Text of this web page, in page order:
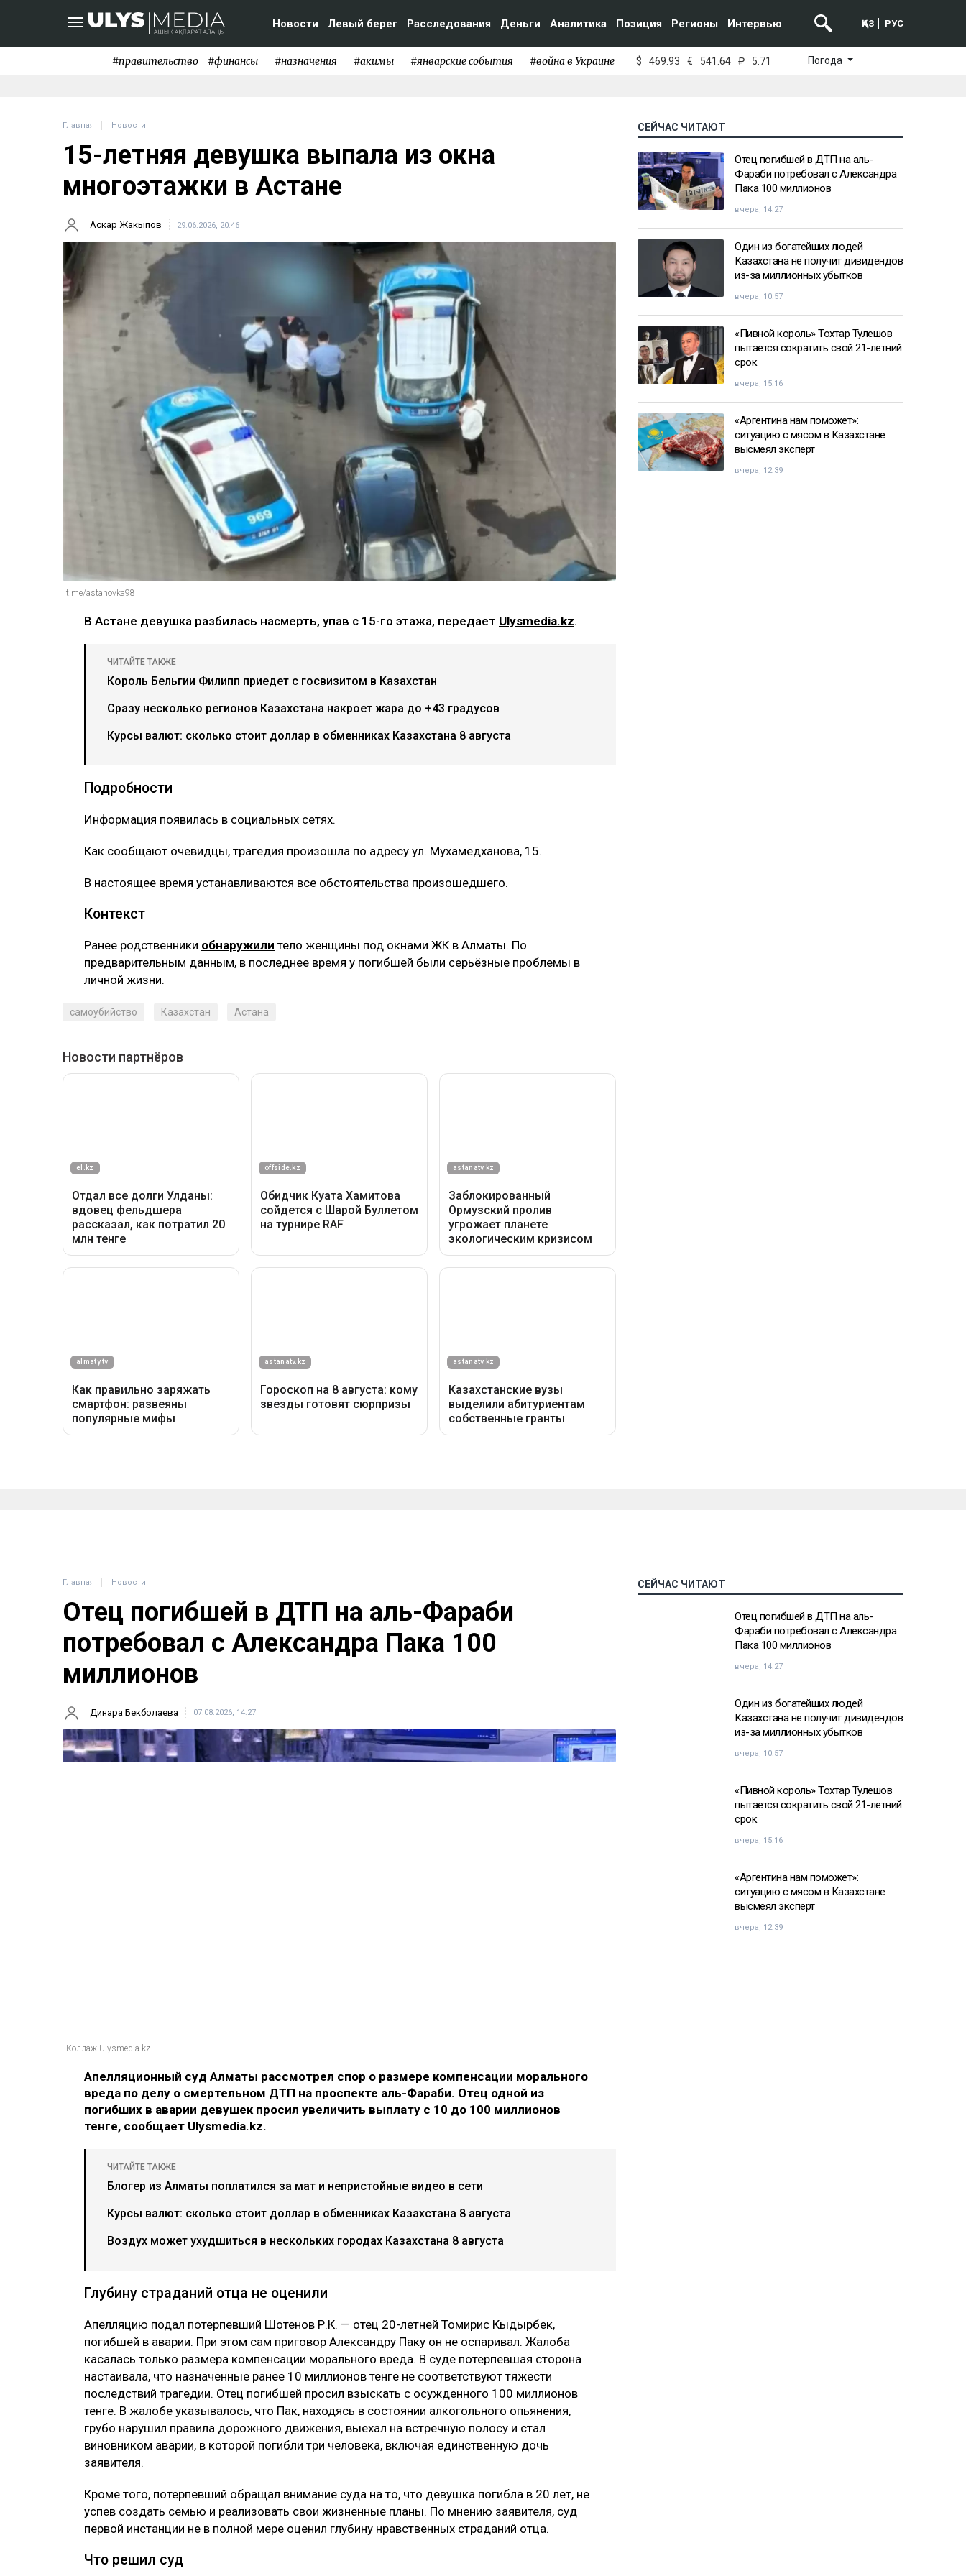
Новости Левый берег Расследования Деньги Аналитика Позиция Регионы Интервью ҚАЗ РУС
#правительство #финансы #назначения #акимы #январские события #война в Украине $ 469.93 € 541.64 ₽ 5.71 Погода
Главная Новости
15-летняя девушка выпала из окна
многоэтажки в Астане
Аскар Жакыпов 29.06.2026, 20:46
t.me/astanovka98
В Астане девушка разбилась насмерть, упав с 15-го этажа, передает Ulysmedia.kz.
ЧИТАЙТЕ ТАКЖЕ
Король Бельгии Филипп приедет с госвизитом в Казахстан
Сразу несколько регионов Казахстана накроет жара до +43 градусов
Курсы валют: сколько стоит доллар в обменниках Казахстана 8 августа
Подробности
Информация появилась в социальных сетях.
Как сообщают очевидцы, трагедия произошла по адресу ул. Мухамедханова, 15.
В настоящее время устанавливаются все обстоятельства произошедшего.
Контекст
Ранее родственники обнаружили тело женщины под окнами ЖК в Алматы. По
предварительным данным, в последнее время у погибшей были серьёзные проблемы в
личной жизни.
самоубийство Казахстан Астана
СЕЙЧАС ЧИТАЮТ
Отец погибшей в ДТП на аль-
Фараби потребовал с Александра
Пака 100 миллионов
вчера, 14:27
Один из богатейших людей
Казахстана не получит дивидендов
из-за миллионных убытков
вчера, 10:57
«Пивной король» Тохтар Тулешов
пытается сократить свой 21-летний
срок
вчера, 15:16
«Аргентина нам поможет»:
ситуацию с мясом в Казахстане
высмеял эксперт
вчера, 12:39
Главная Новости
Отец погибшей в ДТП на аль-Фараби
потребовал с Александра Пака 100
миллионов
Динара Бекболаева 07.08.2026, 14:27
Коллаж Ulysmedia.kz
Апелляционный суд Алматы рассмотрел спор о размере компенсации морального
вреда по делу о смертельном ДТП на проспекте аль-Фараби. Отец одной из
погибших в аварии девушек просил увеличить выплату с 10 до 100 миллионов
тенге, сообщает Ulysmedia.kz.
ЧИТАЙТЕ ТАКЖЕ
Блогер из Алматы поплатился за мат и непристойные видео в сети
Курсы валют: сколько стоит доллар в обменниках Казахстана 8 августа
Воздух может ухудшиться в нескольких городах Казахстана 8 августа
Глубину страданий отца не оценили
Апелляцию подал потерпевший Шотенов Р.К. — отец 20-летней Томирис Кыдырбек,
погибшей в аварии. При этом сам приговор Александру Паку он не оспаривал. Жалоба
касалась только размера компенсации морального вреда. В суде потерпевшая сторона
настаивала, что назначенные ранее 10 миллионов тенге не соответствуют тяжести
последствий трагедии. Отец погибшей просил взыскать с осужденного 100 миллионов
тенге. В жалобе указывалось, что Пак, находясь в состоянии алкогольного опьянения,
грубо нарушил правила дорожного движения, выехал на встречную полосу и стал
виновником аварии, в которой погибли три человека, включая единственную дочь
заявителя.
Кроме того, потерпевший обращал внимание суда на то, что девушка погибла в 20 лет, не
успев создать семью и реализовать свои жизненные планы. По мнению заявителя, суд
первой инстанции не в полной мере оценил глубину нравственных страданий отца.
Что решил суд
СЕЙЧАС ЧИТАЮТ
Отец погибшей в ДТП на аль-
Фараби потребовал с Александра
Пака 100 миллионов
вчера, 14:27
Один из богатейших людей
Казахстана не получит дивидендов
из-за миллионных убытков
вчера, 10:57
«Пивной король» Тохтар Тулешов
пытается сократить свой 21-летний
срок
вчера, 15:16
«Аргентина нам поможет»:
ситуацию с мясом в Казахстане
высмеял эксперт
вчера, 12:39